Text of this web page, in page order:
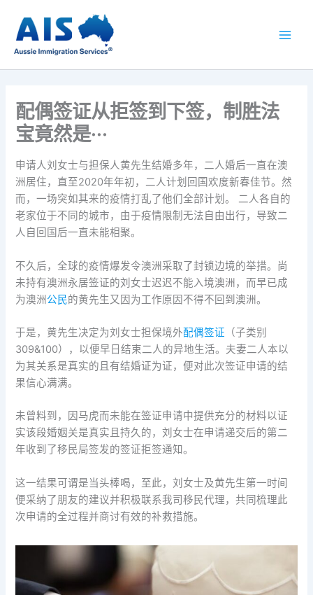
配偶签证从拒签到下签，制胜法
宝竟然是···
申请人刘女士与担保人黄先生结婚多年，二人婚后一直在澳
洲居住，直至2020年年初，二人计划回国欢度新春佳节。然
而，一场突如其来的疫情打乱了他们全部计划。 二人各自的
老家位于不同的城市，由于疫情限制无法自由出行，导致二
人自回国后一直未能相聚。
不久后，全球的疫情爆发令澳洲采取了封锁边境的举措。尚
未持有澳洲永居签证的刘女士迟迟不能入境澳洲，而早已成
为澳洲公民的黄先生又因为工作原因不得不回到澳洲。
于是，黄先生决定为刘女士担保境外配偶签证 （子类别
309&100），以便早日结束二人的异地生活。夫妻二人本以
为其关系是真实的且有结婚证为证，便对此次签证申请的结
果信心满满。
未曾料到，因马虎而未能在签证申请中提供充分的材料以证
实该段婚姻关是真实且持久的，刘女士在申请递交后的第二
年收到了移民局签发的签证拒签通知。
这一结果可谓是当头棒喝，至此，刘女士及黄先生第一时间
便采纳了朋友的建议并积极联系我司移民代理，共同梳理此
次申请的全过程并商讨有效的补救措施。